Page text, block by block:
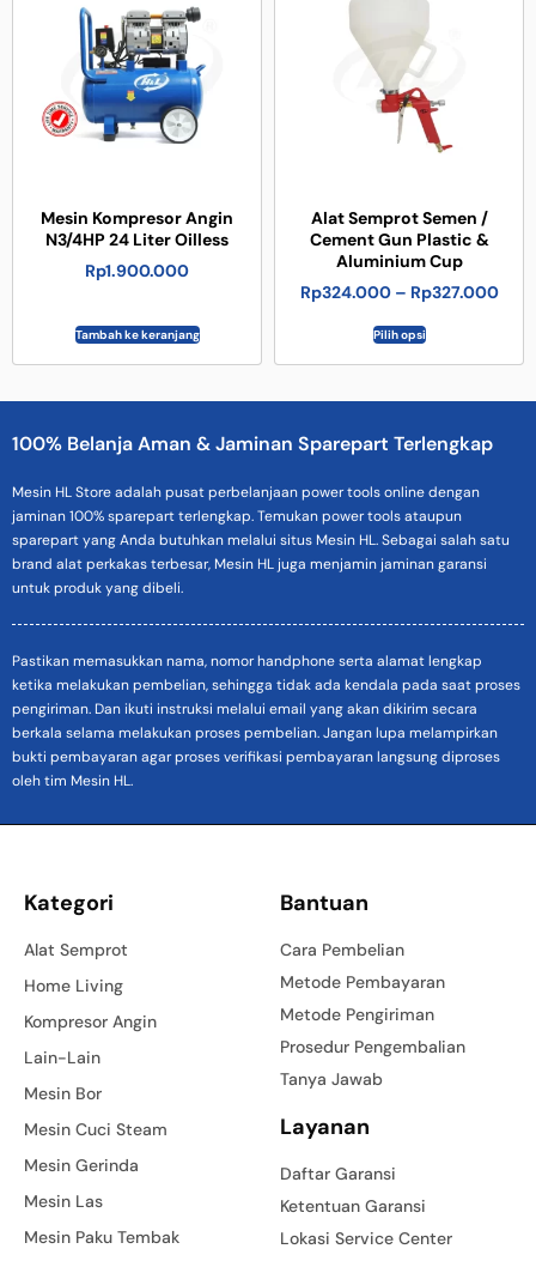
Mesin Kompresor Angin
N3/4HP 24 Liter Oilless
Rp1.900.000
Tambah ke keranjang
Alat Semprot Semen /
Cement Gun Plastic &
Aluminium Cup
Rp324.000 – Rp327.000
Pilih opsi
100% Belanja Aman & Jaminan Sparepart Terlengkap
Mesin HL Store adalah pusat perbelanjaan power tools online dengan
jaminan 100% sparepart terlengkap. Temukan power tools ataupun
sparepart yang Anda butuhkan melalui situs Mesin HL. Sebagai salah satu
brand alat perkakas terbesar, Mesin HL juga menjamin jaminan garansi
untuk produk yang dibeli.
Pastikan memasukkan nama, nomor handphone serta alamat lengkap
ketika melakukan pembelian, sehingga tidak ada kendala pada saat proses
pengiriman. Dan ikuti instruksi melalui email yang akan dikirim secara
berkala selama melakukan proses pembelian. Jangan lupa melampirkan
bukti pembayaran agar proses verifikasi pembayaran langsung diproses
oleh tim Mesin HL.
Kategori
Alat Semprot
Home Living
Kompresor Angin
Lain-Lain
Mesin Bor
Mesin Cuci Steam
Mesin Gerinda
Mesin Las
Mesin Paku Tembak
Bantuan
Cara Pembelian
Metode Pembayaran
Metode Pengiriman
Prosedur Pengembalian
Tanya Jawab
Layanan
Daftar Garansi
Ketentuan Garansi
Lokasi Service Center